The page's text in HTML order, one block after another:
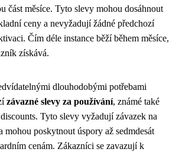
část měsíce. Tyto slevy mohou dosáhnout
ceny a nevyžadují žádné předchozí
Čím déle instance běží během měsíce,
získává.
dlouhodobými potřebami
závazné slevy za používání, známé také
Tyto slevy vyžadují závazek na
mohou poskytnout úspory až sedmdesát
cenám. Zákazníci se zavazují k